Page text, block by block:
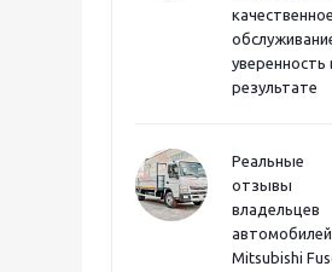
качественное
уверенность
результате
Реальные
отзывы
владельцев
автомобилей
Mitsubishi